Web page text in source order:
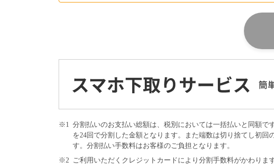
※1
分割払いのお支払い総額は、税別においては一括払いと同額
を24回で分割した金額となります。また端数は切り捨てし初
す。分割払い手数料はお客様のご負担となります。
※2
ご利用いただくクレジットカードにより分割手数料がかわり